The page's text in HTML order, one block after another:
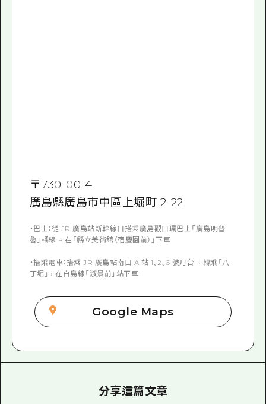
〒730-0014
廣島縣廣島市中區上堀町 2-22
・巴士：從 JR 廣島站新幹線口搭乘廣島觀口環巴士「廣島明普
魯」橘線 → 在「縣立美術館（宿慶園前）」下車
・搭乘電車：搭乘 JR 廣島站南口 A 站 1、2、6 號月台 → 轉乘「八
丁堀」→ 在白島線「淑景前」站下車
Google Maps
分享這篇文章